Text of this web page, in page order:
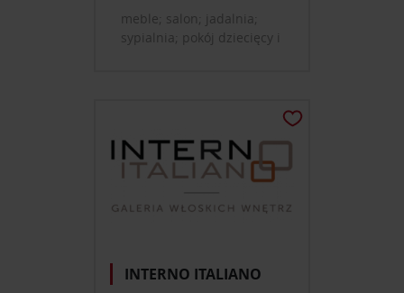
meble; salon; jadalnia;
sypialnia; pokój dziecięcy i
INTERNO ITALIANO